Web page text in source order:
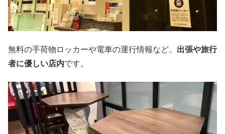
無料の手荷物ロッカーや電車の運行情報など、 出張や旅行
者に優しい店内です。